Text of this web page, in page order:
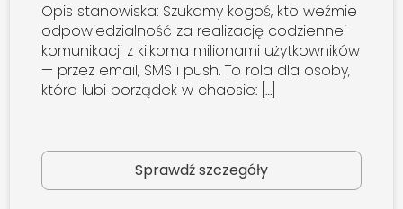
Opis stanowiska: Szukamy kogoś, kto weźmie
odpowiedzialność za realizację codziennej
komunikacji z kilkoma milionami użytkowników
— przez email, SMS i push. To rola dla osoby,
która lubi porządek w chaosie: […]
Sprawdź szczegóły